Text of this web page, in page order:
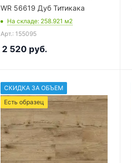
WR 56619 Дуб Титикака
На складе: 258.921 м2
Арт.: 155095
2 520 руб.
СКИДКА ЗА ОБЪЕМ
Есть образец